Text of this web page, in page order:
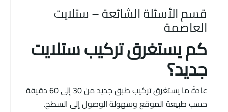
قسم الأسئلة الشائعة – ستلايت
العاصمة
كم يستغرق تركيب ستلايت
جديد؟
عادةً ما يستغرق تركيب طبق جديد من 30 إلى 60 دقيقة
حسب طبيعة الموقع وسهولة الوصول إلى السطح.